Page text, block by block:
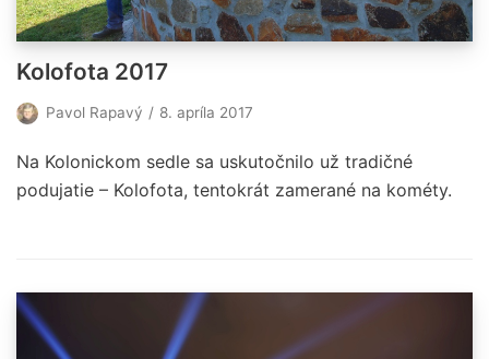
Kolofota 2017
Pavol Rapavý 8. apríla 2017
Na Kolonickom sedle sa uskutočnilo už tradičné
podujatie – Kolofota, tentokrát zamerané na kométy.